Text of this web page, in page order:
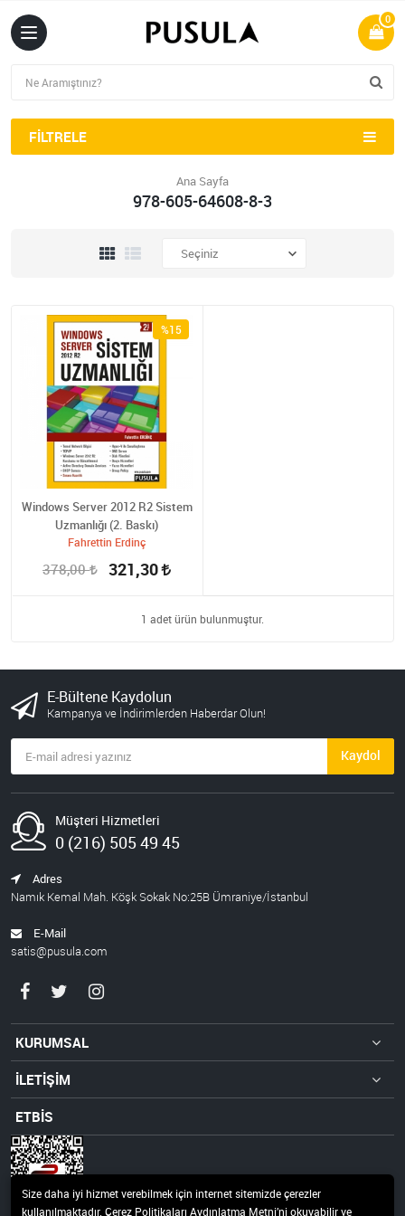
0
FILTRELE
Ana Sayfa
978-605-64608-8-3
Windows Server 2012 R2 Sistem
Uzmanlığı (2. Baskı)
Fahrettin Erdinç
378,00 321,30
%15
1 adet ürün bulunmuştur.
E-Bültene Kaydolun
Kampanya ve İndirimlerden Haberdar Olun!
Kaydol
Müşteri Hizmetleri
0 (216) 505 49 45
Adres
Namık Kemal Mah. Köşk Sokak No:25B Ümraniye/İstanbul
E-Mail
satis@pusula.com
KURUMSAL
İLETİŞİM
ETBİS
Size daha iyi hizmet verebilmek için internet sitemizde çerezler
kullanılmaktadır. Çerez Politikaları Aydınlatma Metni’ni okuyabilir ve